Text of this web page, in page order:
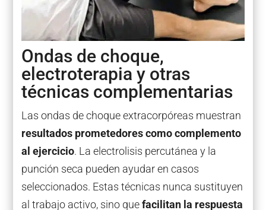
Ondas de choque,
electroterapia y otras
técnicas complementarias
Las ondas de choque extracorpóreas muestran
resultados prometedores como complemento
al ejercicio. La electrolisis percutánea y la
punción seca pueden ayudar en casos
seleccionados. Estas técnicas nunca sustituyen
al trabajo activo, sino quefacilitan la respuesta